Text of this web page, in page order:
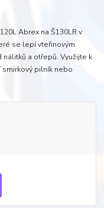
Abrex na Š130LR v
se lepí vteřinovým
a otřepů. Využijte k
pilník nebo